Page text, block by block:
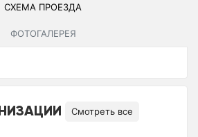
СХЕМА ПРОЕЗДА
ФОТОГАЛЕРЕЯ
Смотреть все